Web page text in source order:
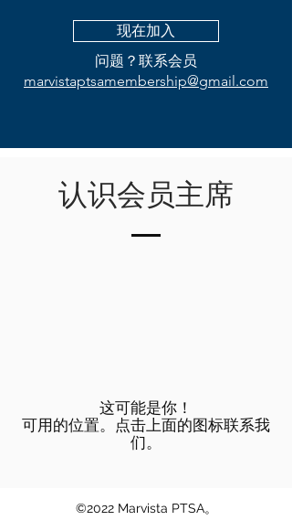
问题？联系会员
marvistaptsamembership@gmail.com
现在加入
认识会员主席
这可能是你！
可用的位置。点击上面的图标联系我
们。
©2022 Marvista PTSA。